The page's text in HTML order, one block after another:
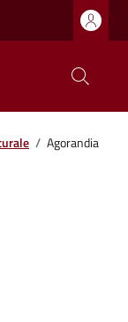
/ Agorandia